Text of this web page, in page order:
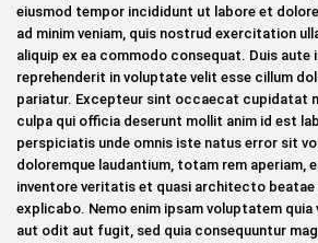
eiusmod tempor incididunt ut labore et
ad minim veniam, quis nostrud exercitation
aliquip ex ea commodo consequat. Duis aute
reprehenderit in voluptate velit esse cillum
pariatur. Excepteur sint occaecat cupidatat
culpa qui officia deserunt mollit anim id est
perspiciatis unde omnis iste natus error sit
doloremque laudantium, totam rem aperiam,
inventore veritatis et quasi architecto
explicabo. Nemo enim ipsam voluptatem
aut odit aut fugit, sed quia consequuntur